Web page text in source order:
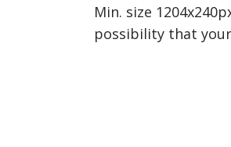
Min. size
possibility that